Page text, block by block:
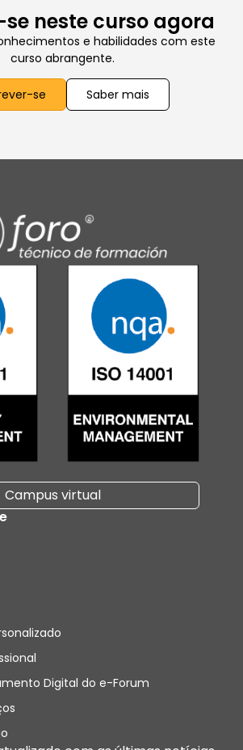
neste curso agora
e habilidades com este
curso abrangente.
se Saber mais
Campus virtual
Digital do e-Forum